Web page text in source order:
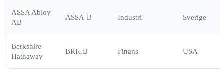
ASSA Abloy
AB
ASSA-B Industri Sverige
Berkshire
Hathaway
BRK.B Finans USA